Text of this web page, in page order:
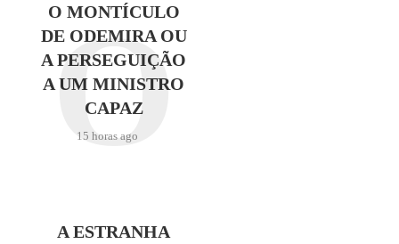
O MONTÍCULO
DE ODEMIRA OU
A PERSEGUIÇÃO
A UM MINISTRO
CAPAZ
15 horas ago
O
A ESTRANHA